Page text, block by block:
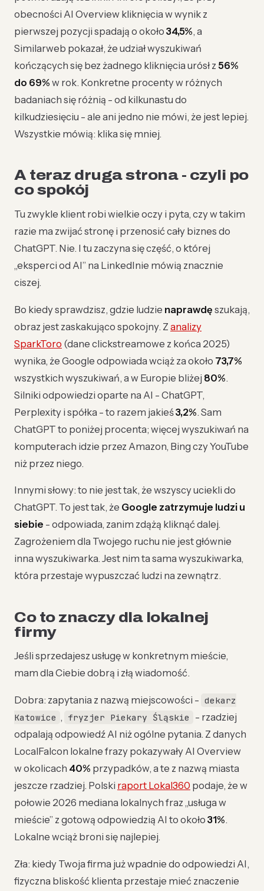
obecności AI Overview kliknięcia w wynik z
pierwszej pozycji spadają o około 34,5%, a
Similarweb pokazał, że udział wyszukiwań
kończących się bez żadnego kliknięcia urósł z 56%
do 69% w rok. Konkretne procenty w różnych
badaniach się różnią - od kilkunastu do
kilkudziesięciu - ale ani jedno nie mówi, że jest lepiej.
Wszystkie mówią: klika się mniej.
A teraz druga strona - czyli po
co spokój
Tu zwykle klient robi wielkie oczy i pyta, czy w takim
razie ma zwijać stronę i przenosić cały biznes do
ChatGPT. Nie. I tu zaczyna się część, o której
„eksperci od AI” na LinkedInie mówią znacznie
ciszej.
Bo kiedy sprawdzisz, gdzie ludzie naprawdę szukają,
obraz jest zaskakująco spokojny. Z analizy
SparkToro (dane clickstreamowe z końca 2025)
wynika, że Google odpowiada wciąż za około 73,7%
wszystkich wyszukiwań, a w Europie bliżej 80%.
Silniki odpowiedzi oparte na AI - ChatGPT,
Perplexity i spółka - to razem jakieś3,2%. Sam
ChatGPT to poniżej procenta; więcej wyszukiwań na
komputerach idzie przez Amazon, Bing czy YouTube
niż przez niego.
Innymi słowy: to nie jest tak, że wszyscy uciekli do
ChatGPT. To jest tak, że Google zatrzymuje ludzi u
siebie - odpowiada, zanim zdążą kliknąć dalej.
Zagrożeniem dla Twojego ruchu nie jest głównie
inna wyszukiwarka. Jest nim ta sama wyszukiwarka,
która przestaje wypuszczać ludzi na zewnątrz.
Co to znaczy dla lokalnej
firmy
Jeśli sprzedajesz usługę w konkretnym mieście,
mam dla Ciebie dobrą i złą wiadomość.
Dobra: zapytania z nazwą miejscowości - dekarz
Katowice , fryzjer Piekary Śląskie
- rzadziej
odpalają odpowiedź AI niż ogólne pytania. Z danych
LocalFalcon lokalne frazy pokazywały AI Overview
w okolicach 40% przypadków, a te z nazwą miasta
jeszcze rzadziej. Polski raport Lokal360 podaje, że w
połowie 2026 mediana lokalnych fraz „usługa w
mieście” z gotową odpowiedzią AI to około 31%.
Lokalne wciąż broni się najlepiej.
Zła: kiedy Twoja firma już wpadnie do odpowiedzi AI,
fizyczna bliskość klienta przestaje mieć znaczenie